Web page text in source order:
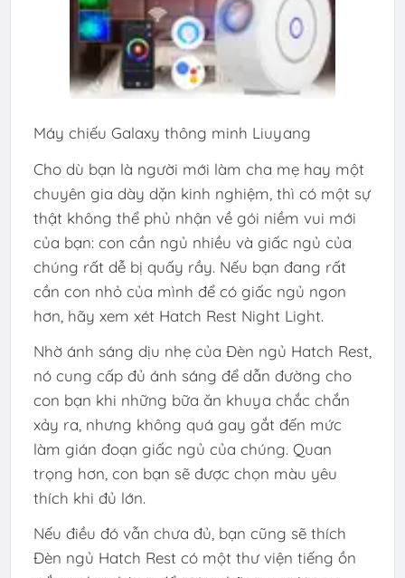
Máy chiếu Galaxy thông minh Liuyang
Cho dù bạn là người mới làm cha mẹ hay một
chuyên gia dày dặn kinh nghiệm, thì có một sự
thật không thể phủ nhận về gói niềm vui mới
của bạn: con cần ngủ nhiều và giấc ngủ của
chúng rất dễ bị quấy rầy. Nếu bạn đang rất
cần con nhỏ của mình để có giấc ngủ ngon
hơn, hãy xem xét Hatch Rest Night Light.
Nhờ ánh sáng dịu nhẹ của Đèn ngủ Hatch Rest,
nó cung cấp đủ ánh sáng để dẫn đường cho
con bạn khi những bữa ăn khuya chắc chắn
xảy ra, nhưng không quá gay gắt đến mức
làm gián đoạn giấc ngủ của chúng. Quan
trọng hơn, con bạn sẽ được chọn màu yêu
thích khi đủ lớn.
Nếu điều đó vẫn chưa đủ, bạn cũng sẽ thích
Đèn ngủ Hatch Rest có một thư viện tiếng ồn